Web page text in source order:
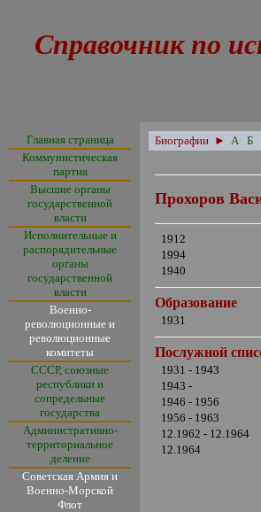
Справочник по
Главная страница
Коммунистическая
партия
Высшие органы
государственной
власти
Исполнительные и
распорядительные
органы
государственной
власти
Военно-
революционные и
революционные
комитеты
СССР, союзные
республики и
сопредельные
государства
Административно-
территориальное
деление
Советская Армия и
Военно-Морской
Флот
Биографии ► А Б
Прохоров
1912
1994
1940
Образование
1931
Послужной
1931 - 1943
1943 -
1946 - 1956
1956 - 1963
12.1962 - 12.1964
12.1964